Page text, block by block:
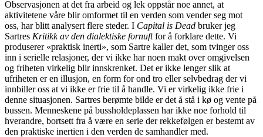
Observasjonen at det fra arbeid og lek oppstår noe annet, at
aktivitetene våre blir omformet til en verden som vender seg mot
oss, har blitt analysert flere steder. I Capital is Dead bruker jeg
Sartres Kritikk av den dialektiske fornuftfor å forklare dette. Vi
produserer «praktisk inerti», som Sartre kaller det, som tvinger oss
inn i serielle relasjoner, der vi ikke har noen makt over omgivelsen
og friheten virkelig blir innskrenket. Det er ikke lenger slik at
ufriheten er en illusjon, en form for ond tro eller selvbedrag der vi
innbiller oss at vi ikke er frie til å handle. Vi er virkelig ikke frie i
denne situasjonen. Sartres berømte bilde er det å stå i kø og vente på
bussen. Menneskene på bussholdeplassen har ikke noe forhold til
hverandre, bortsett fra å være en serie der rekkefølgen er bestemt av
den praktiske inertien i den verden de samhandler med.